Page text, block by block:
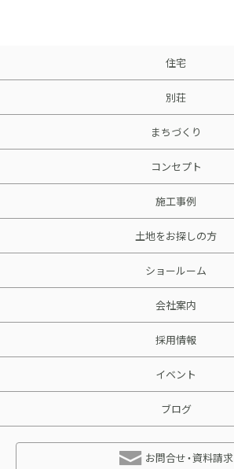
住宅
別荘
まちづくり
コンセプト
施工事例
土地をお探しの方
ショールーム
会社案内
採用情報
イベント
ブログ
お問合せ・資料請求